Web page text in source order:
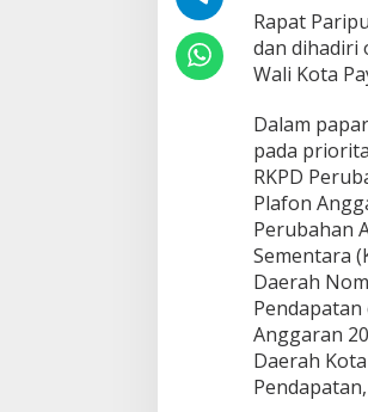
Rapat
dan dihadiri
Wali Kota
Dalam
pada
RKPD
Plafon
Perubahan
Sementara
Daerah
Anggaran
Daerah